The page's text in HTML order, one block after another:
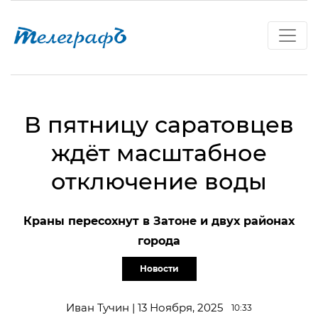
В пятницу саратовцев
ждёт масштабное
отключение воды
Краны пересохнут в Затоне и двух районах
города
Новости
Иван Тучин | 13 Ноября, 2025 10:33